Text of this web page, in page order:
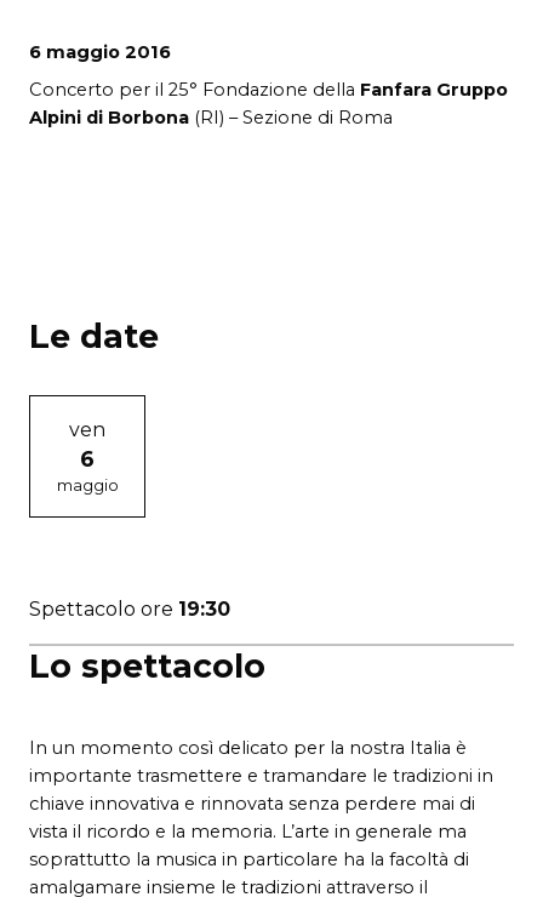
6 maggio 2016
Concerto per il 25° Fondazione della Fanfara Gruppo
Alpini di Borbona (RI) – Sezione di Roma
Lo spettacolo
In un momento così delicato per la nostra Italia è
importante trasmettere e tramandare le tradizioni in
chiave innovativa e rinnovata senza perdere mai di
vista il ricordo e la memoria. L’arte in generale ma
soprattutto la musica in particolare ha la facoltà di
amalgamare insieme le tradizioni attraverso il
Le date
ven
6
maggio
Spettacolo ore 19:30